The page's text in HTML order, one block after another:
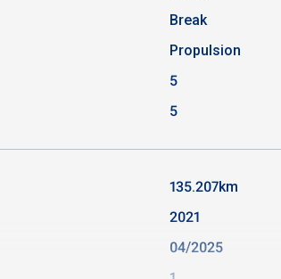
Break
Propulsion
5
5
135.207km
2021
04/2025